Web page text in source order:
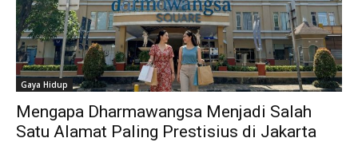
Gaya Hidup
Mengapa Dharmawangsa Menjadi Salah
Satu Alamat Paling Prestisius di Jakarta